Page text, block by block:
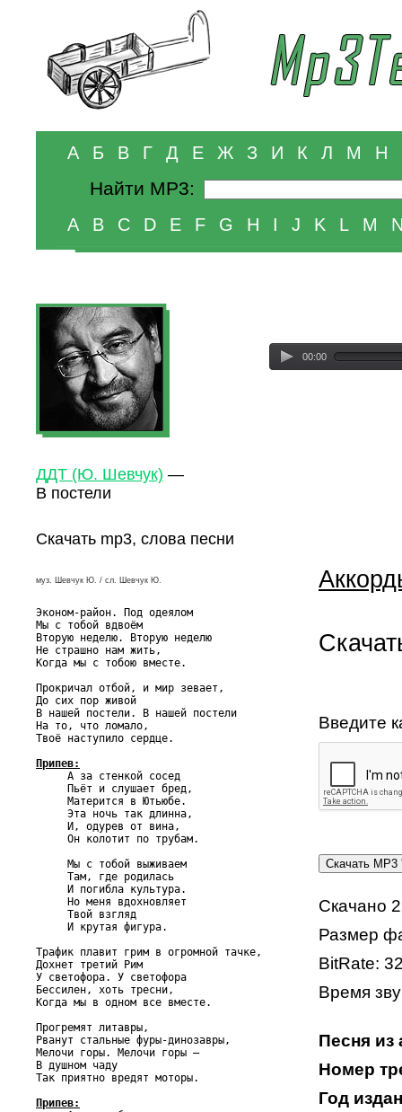
А Б В Г Д Е Ж З И К Л М Н
Найти MP3:
A B C D E F G H I J K L M
ДДТ (Ю. Шевчук) —
В постели
00:00
Скачать mp3, слова песни
муз. Шевчук Ю. / сл. Шевчук Ю.
Эконом-район. Под одеялом
Мы с тобой вдвоём
Вторую неделю. Вторую неделю
Не страшно нам жить,
Когда мы с тобою вместе.
Прокричал отбой, и мир зевает,
До сих пор живой
В нашей постели. В нашей постели
На то, что ломало,
Твоё наступило сердце.
Припев:
А за стенкой сосед
     Пьёт и слушает бред,
     Матерится в Ютьюбе.
     Эта ночь так длинна,
     И, одурев от вина,
     Он колотит по трубам.
     Мы с тобой выживаем
     Там, где родилась
     И погибла культура.
     Но меня вдохновляет
     Твой взгляд
     И крутая фигура.
Трафик плавит грим в огромной тачке,
Дохнет третий Рим
У светофора. У светофора
Бессилен, хоть тресни,
Когда мы в одном все вместе.
Прогремят литавры,
Рванут стальные фуры-динозавры,
Мелочи горы. Мелочи горы –
В душном чаду
Так приятно вредят моторы.
Припев:
Введите
Скачано
Размер
BitRate:
Время
Песня из
Номер
Год